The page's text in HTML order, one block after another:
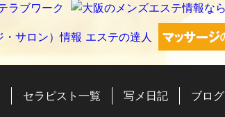
セラピスト一覧 写メ日記 ブログ